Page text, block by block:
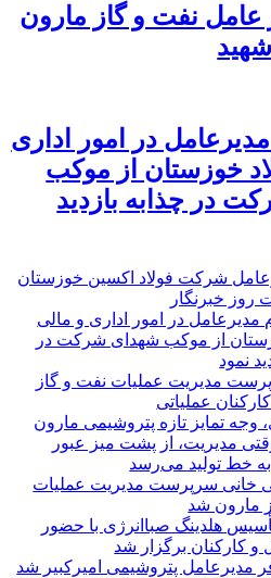
عامل نفت و گاز مارون
شهید
در امور اداری
خوزستان از موکب
در چذابه بازدید
شرکت فولاد اکسین خوزستان
روز خبرنگار
مدیرعامل در امور اداری و مالی
از موکب شهدای شرکت در
نمود
مدیریت عملیات نفت و گاز
عملیاتی
وجه تمایز تازه پتروشیمی مارون
مدیریت، از پشت میز عبور
خط تولید می‌رسد
خانی سرپرست مدیریت عملیات
مارون شد
هلدینگ صباانرژی با حضور
و کارکنان برگزار شد
مدیرعامل پتروشیمی امیرکبیر شد